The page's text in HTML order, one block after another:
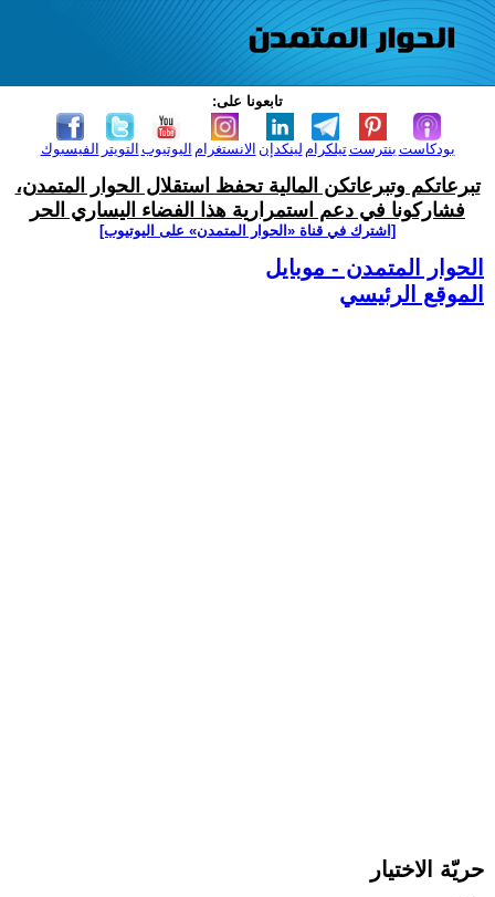
تابعونا على:
الفيسبوك التويتر اليوتيوب الانستغرام لينكدإن تيلكرامبنترست بودكاست
تبرعاتكم وتبرعاتكن المالية تحفظ استقلال الحوار المتمدن،
فشاركونا في دعم استمرارية هذا الفضاء اليساري الحر
[اشترك في قناة ‫«الحوار المتمدن» على اليوتيوب]
الحوار المتمدن - موبايل
الموقع الرئيسي
حريّة الاختيار